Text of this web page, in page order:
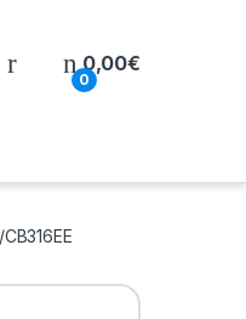
0
0,00€